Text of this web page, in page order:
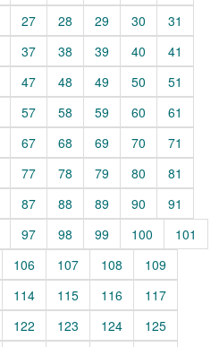
27 28 29 30
31
37 38 39 40
41
47 48 49 50
51
57 58 59 60
61
67 68 69 70
71
77 78 79 80
81
87 88 89 90
91
97 98 99 100
101
106 107 108
109
114 115 116
117
122 123 124
125